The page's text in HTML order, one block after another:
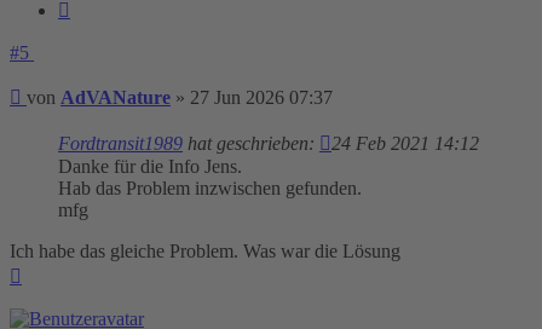
#5
Beitrag
von AdVANature » 27 Jun 2026 07:37
Fordtransit1989 hat geschrieben:
24 Feb 2021 14:12
Danke für die Info Jens.
Hab das Problem inzwischen gefunden.
mfg
Ich habe das gleiche Problem. Was war die Lösung